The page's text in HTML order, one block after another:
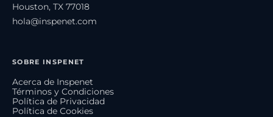
Houston, TX 77018
hola@inspenet.com
SOBRE INSPENET
Acerca de Inspenet
Términos y Condiciones
Política de Privacidad
Política de Cookies